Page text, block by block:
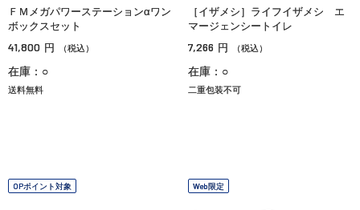
ＦＭメガパワーステーションαワン
ボックスセット
41,800 円 （税込）
在庫：○
送料無料
［イザメシ］ライフイザメシ エ
マージェンシートイレ
7,266 円 （税込）
在庫：○
二重包装不可
OPポイント対象 Web限定